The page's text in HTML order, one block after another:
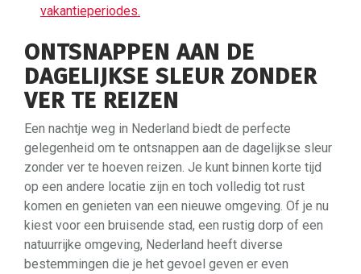
vakantieperiodes.
ONTSNAPPEN AAN DE
DAGELIJKSE SLEUR ZONDER
VER TE REIZEN
Een nachtje weg in Nederland biedt de perfecte
gelegenheid om te ontsnappen aan de dagelijkse sleur
zonder ver te hoeven reizen. Je kunt binnen korte tijd
op een andere locatie zijn en toch volledig tot rust
komen en genieten van een nieuwe omgeving. Of je nu
kiest voor een bruisende stad, een rustig dorp of een
natuurrijke omgeving, Nederland heeft diverse
bestemmingen die je het gevoel geven er even